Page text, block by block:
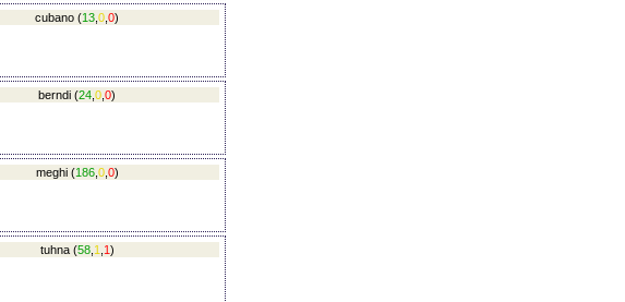
cubano (13 0 0)
berndi (24 0 0)
meghi (186, 0, 0)
tuhna (58, 1 1)